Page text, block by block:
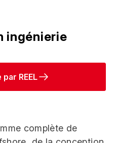
ingénierie
REEL
complète de